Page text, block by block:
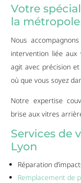
Votre
la métropole
Nous
intervention liée
agit avec précision
où que vous soyez
Notre expertise
brise aux vitres
Services de
Lyon
Réparation
Remplacement de